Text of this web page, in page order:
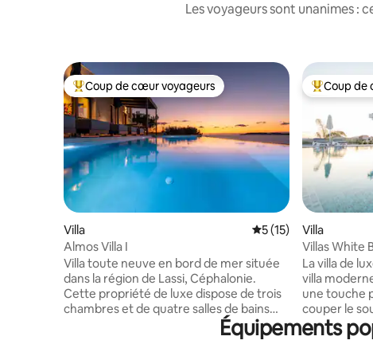
Les voyageurs sont unanimes :
Coups de cœur voyageurs les plus appréciés
Coup de cœur voyageurs
Villa Évaluation moyenne
5 (15)
Almos Villa I
Villa toute neuve en bord de mer située
dans la région de Lassi, Céphalonie.
Cette propriété de luxe dispose de trois
chambres et de quatre salles de bains
modernes. La villa offre dans chaque
chambre une vue imprenable et
Coups de
Coup de
Villa
Villas White
La villa de
villa
une touche
couper le
de
Superbe
Équipements